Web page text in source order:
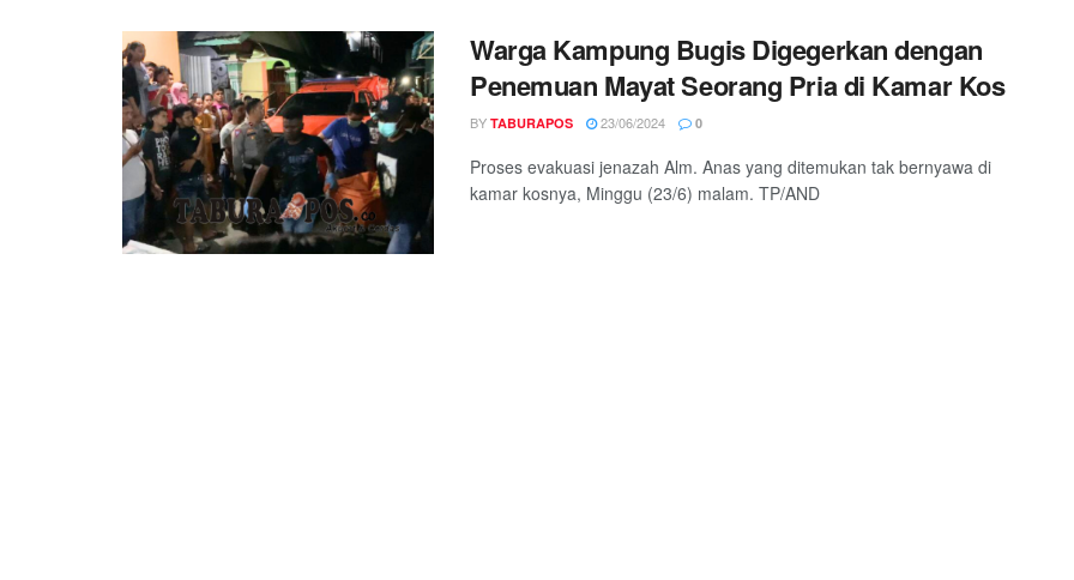
Warga Kampung Bugis Digegerkan dengan
Penemuan Mayat Seorang Pria di Kamar Kos
BY TABURAPOS 23/06/2024 0
Proses evakuasi jenazah Alm. Anas yang ditemukan tak bernyawa di
kamar kosnya, Minggu (23/6) malam. TP/AND